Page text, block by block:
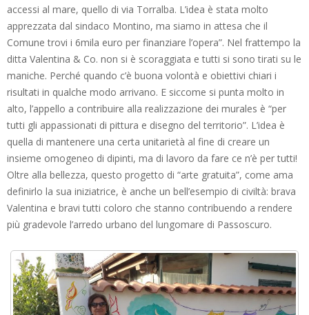
accessi al mare, quello di via Torralba. L’idea è stata molto
apprezzata dal sindaco Montino, ma siamo in attesa che il
Comune trovi i 6mila euro per finanziare l’opera”. Nel frattempo la
ditta Valentina & Co. non si è scoraggiata e tutti si sono tirati su le
maniche. Perché quando c’è buona volontà e obiettivi chiari i
risultati in qualche modo arrivano. E siccome si punta molto in
alto, l’appello a contribuire alla realizzazione dei murales è “per
tutti gli appassionati di pittura e disegno del territorio”. L’idea è
quella di mantenere una certa unitarietà al fine di creare un
insieme omogeneo di dipinti, ma di lavoro da fare ce n’è per tutti!
Oltre alla bellezza, questo progetto di “arte gratuita”, come ama
definirlo la sua iniziatrice, è anche un bell’esempio di civiltà: brava
Valentina e bravi tutti coloro che stanno contribuendo a rendere
più gradevole l’arredo urbano del lungomare di Passoscuro.